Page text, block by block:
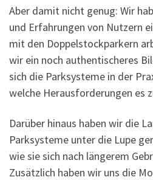
Aber damit nicht genug: Wir
und Erfahrungen von Nutzern
mit den Doppelstockparkern
wir ein noch authentischeres
sich die Parksysteme in der
welche Herausforderungen es
Darüber hinaus haben wir die
Parksysteme unter die Lupe
wie sie sich nach längerem
Zusätzlich haben wir uns die